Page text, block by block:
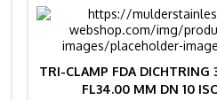
TRI-CLAMP FDA DICHTRING
FL34.00 MM DN 10